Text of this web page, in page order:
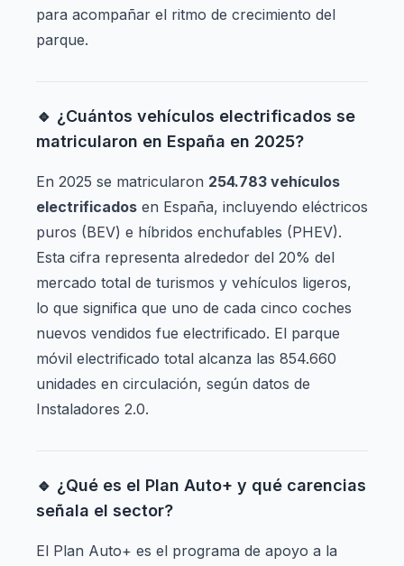
para acompañar el ritmo de crecimiento del
parque.
🔹 ¿Cuántos vehículos electrificados se
matricularon en España en 2025?
En 2025 se matricularon 254.783 vehículos
electrificados en España, incluyendo eléctricos
puros (BEV) e híbridos enchufables (PHEV).
Esta cifra representa alrededor del 20% del
mercado total de turismos y vehículos ligeros,
lo que significa que uno de cada cinco coches
nuevos vendidos fue electrificado. El parque
móvil electrificado total alcanza las 854.660
unidades en circulación, según datos de
Instaladores 2.0.
🔹 ¿Qué es el Plan Auto+ y qué carencias
señala el sector?
El Plan Auto+ es el programa de apoyo a la